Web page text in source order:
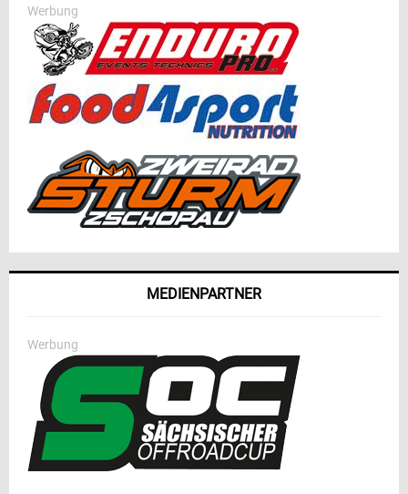
Werbung
MEDIENPARTNER
Werbung